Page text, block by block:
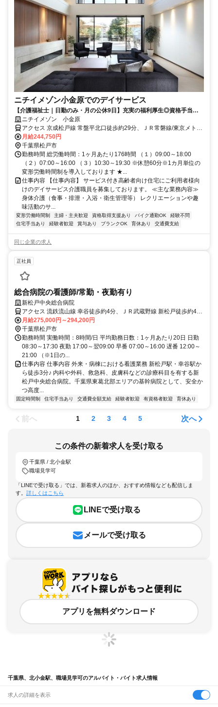
ニチイメゾン小金原でのデイサービス
【介護福祉士｜日勤のみ・月の公休9日】充実の福利厚生◎資格手当・
資格取得支援あり！育休復帰率100%！
ニチイメゾン 小金原
アクセス 京成松戸線 常盤平北口徒歩約29分、ＪＲ常磐線/東京メトロ
千代田線 北小金南口徒歩約29分、ＪＲ武蔵野線 新松戸徒歩約34分
月給244,750円
千葉県松戸市
勤務時間 総労働時間：1ヶ月あたり176時間 （１）09:00～18:00
（２）07:00～16:00 （３）10:30～19:30 ※休憩60分※1カ月単位の
変形労働時間制を導入しております ★...
仕事内容 【仕事内容】 サービス付き高齢者向け住宅にご利用者様向
けのデイサービス介護職員を募集しております。 ≪主な業務内容≫
身体介護（食事・排泄・入浴・衛生管理等） レクリエーションや趣
味活動のサ...
変形労働時間制 主婦・主夫歓迎 資格取得支援あり バイク通勤OK
経験不問
住宅手当あり
経験者歓迎 賞与あり ブランクOK 育休あり 交通費支給
同じ企業の求人
正社員
総合病院の看護師/常勤・夜勤有り
新松戸中央総合病院
アクセス 流鉄流山線 幸谷徒歩約4分、ＪＲ武蔵野線 新松戸徒歩約4
分、ＪＲ武蔵野線 新松戸徒歩約4分
月給275,000円～294,200円
千葉県松戸市
勤務時間 実働時間：8時間/日 平均勤務日数：1ヶ月あたり20日 日勤
08:30～17:30 夜勤 17:00～翌09:00 早番 07:00～16:00 遅番 12:00～
21:00 （※1日の...
仕事内容 仕事内容 外来・病棟における看護業務 新松戸駅・幸谷駅か
ら徒歩3分♪ 内科や外科、救急科、皮膚科などの診療科目を有する新
松戸中央総合病院。千葉県東葛北部エリアの基幹病院として、安全か
つ高度...
固定時間制 住宅手当あり 交通費全額支給 経験者歓迎 有資格者歓迎 育休あり
前へ 1 2 3 4 5 次へ
この条件の新着求人を受け取る
千葉県 / 北小金駅
職場見学可
「LINEで受け取る」では、新着求人のほか、おすすめ情報なども配信しま
す。 詳しくはこちら
LINEで受け取る
メールで受け取る
アプリを無料ダウンロード
千葉県、北小金駅、職場見学可のアルバイト・バイト求人情報
求人の詳細を表示